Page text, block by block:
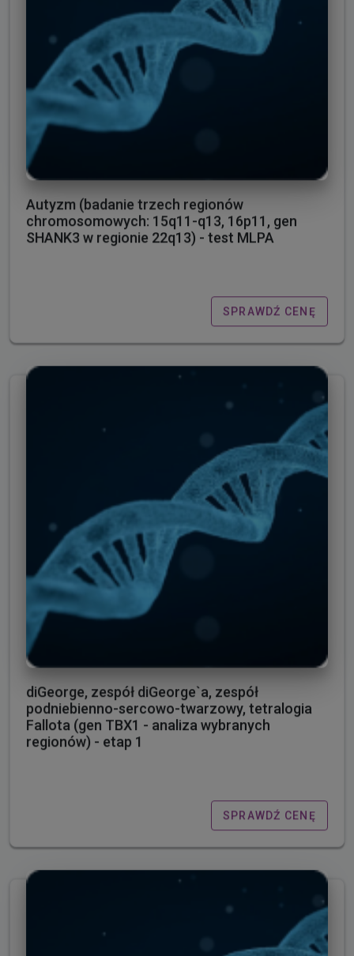
Autyzm (badanie trzech regionów
chromosomowych: 15q11-q13, 16p11, gen
SHANK3 w regionie 22q13) - test MLPA
SPRAWDŹ CENĘ
diGeorge, zespół diGeorge`a, zespół
podniebienno-sercowo-twarzowy, tetralogia
Fallota (gen TBX1 - analiza wybranych
regionów) - etap 1
SPRAWDŹ CENĘ